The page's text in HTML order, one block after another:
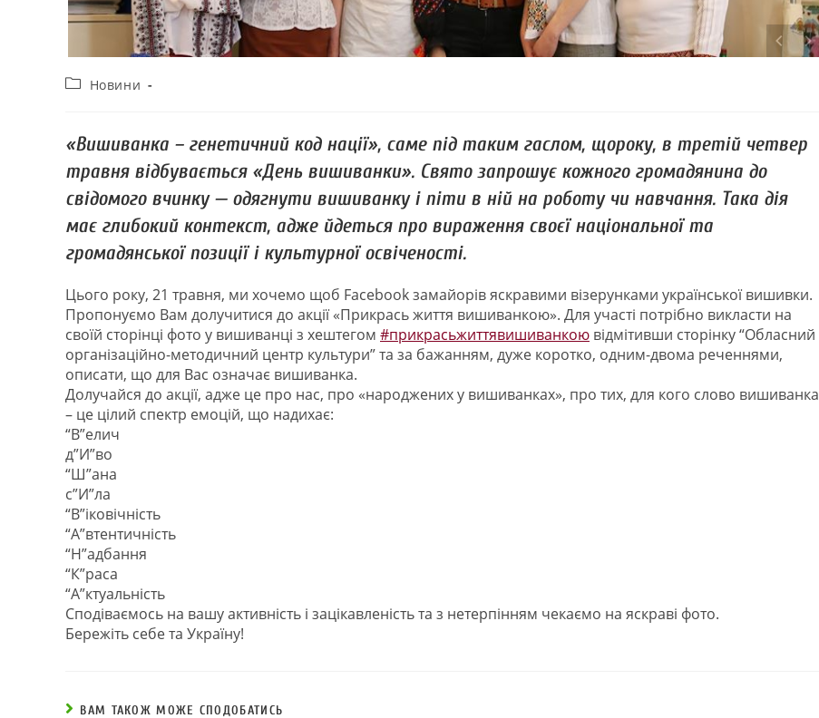
Новини
«Вишиванка – генетичний код нації», саме під таким гаслом, щороку, в третій четвер
травня відбувається «День вишиванки». Свято запрошує кожного громадянина до
свідомого вчинку — одягнути вишиванку і піти в ній на роботу чи навчання. Така дія
має глибокий контекст, адже йдеться про вираження своєї національної та
громадянської позиції і культурної освіченості.
Цього року, 21 травня, ми хочемо щоб Facebook замайорів яскравими візерунками української вишивки.
Пропонуємо Вам долучитися до акції «Прикрась життя вишиванкою». Для участі потрібно викласти на
своїй сторінці фото у вишиванці з хештегом #прикрасьжиттявишиванкою відмітивши сторінку “Обласний
організаційно-методичний центр культури” та за бажанням, дуже коротко, одним-двома реченнями,
описати, що для Вас означає вишиванка.
Долучайся до акції, адже це про нас, про «народжених у вишиванках», про тих, для кого слово вишиванка
– це цілий спектр емоцій, що надихає:
“В”елич
д”И”во
“Ш”ана
с”И”ла
“В”іковічність
“А”втентичність
“Н”адбання
“К”раса
“А”ктуальність
Сподіваємось на вашу активність і зацікавленість та з нетерпінням чекаємо на яскраві фото.
Бережіть себе та Україну!
ВАМ ТАКОЖ МОЖЕ СПОДОБАТИСЬ